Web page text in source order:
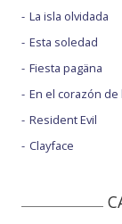
La isla olvidada
Esta soledad
Fiesta pagäna
En el corazón de
Resident Evil
Clayface